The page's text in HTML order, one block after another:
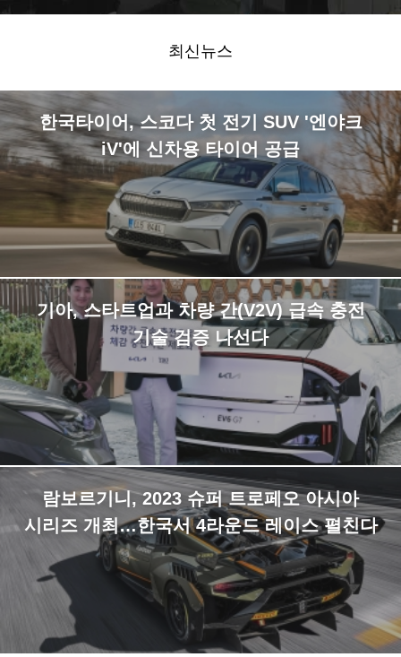
최신뉴스
한국타이어, 스코다 첫 전기 SUV '엔야크
iV'에 신차용 타이어 공급
기아, 스타트업과 차량 간(V2V) 급속 충전
기술 검증 나선다
람보르기니, 2023 슈퍼 트로페오 아시아
시리즈 개최…한국서 4라운드 레이스 펼친다